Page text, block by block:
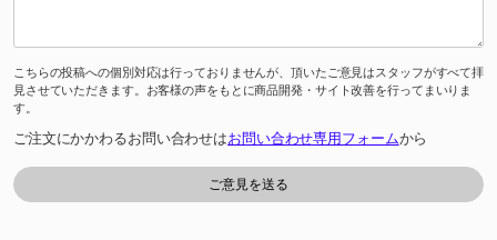
こちらの投稿への個別対応は行っておりませんが、頂いたご意見はスタッフがすべて拝
見させていただきます。お客様の声をもとに商品開発・サイト改善を行ってまいりま
す。
ご注文にかかわるお問い合わせはお問い合わせ専用フォームから